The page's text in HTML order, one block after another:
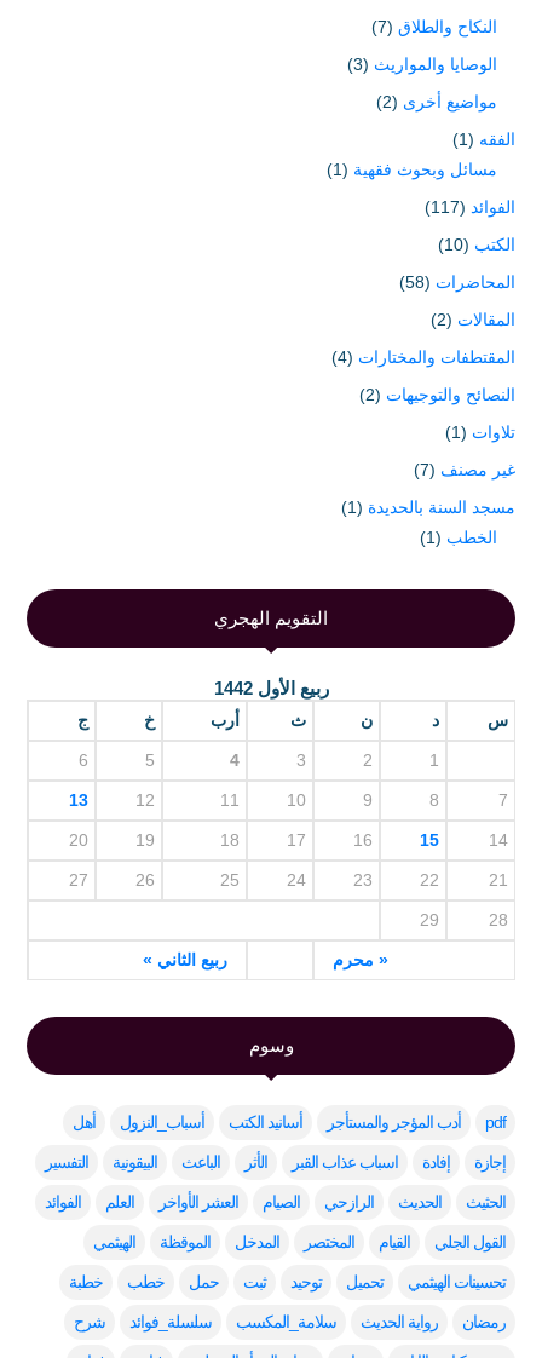
النكاح والطلاق (7)
الوصايا والمواريث (3)
مواضيع أخرى (2)
الفقه (1)
مسائل وبحوث فقهية (1)
الفوائد (117)
الكتب (10)
المحاضرات (58)
المقالات (2)
المقتطفات والمختارات (4)
النصائح والتوجيهات (2)
تلاوات (1)
غير مصنف (7)
مسجد السنة بالحديدة (1)
الخطب (1)
التقويم الهجري
ربيع الأول 1442
س د ن ث أرب خ ج
« محرم ربيع الثاني »
1
2
3
4
5
6
7
8
9
10
11
12
13
14
15
16
17
18
19
20
21
22
23
24
25
26
27
28
29
وسوم
pdf أدب المؤجر والمستأجر أسانيد الكتب أسباب_النزول أهل
إجازة إفادة اسباب عذاب القبر الأثر الباعث البيقونية التفسير
الحثيث الحديث الرازحي الصيام العشر الأواخر العلم الفوائد
القول الجلي القيام المختصر المدخل الموقظة الهيثمي
تحسينات الهيثمي تحميل توحيد ثبت حمل خطب خطبة
رمضان رواية الحديث سلامة_المكسب سلسلة_فوائد شرح